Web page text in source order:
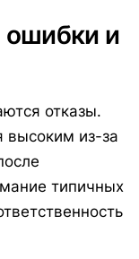
ошибки и
отказы.
высоким из-за
типичных